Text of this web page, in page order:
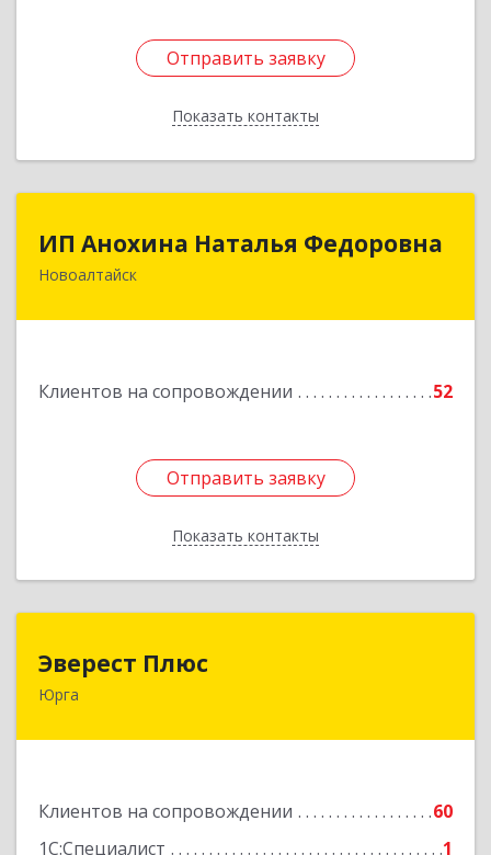
Отправить заявку
Показать контакты
Отправить заявку
Назад
ИП Анохина Наталья Федоровна
Новоалтайск
Клиентов на сопровождении 52
Отправить заявку
Показать контакты
658041, Алтайский край, Новоалтайск г,
Отправить заявку
Назад
Эверест Плюс
Юрга
Клиентов на сопровождении
60
1С:Специалист
1
652055, Кемеровская обл, Юрга г, Московская